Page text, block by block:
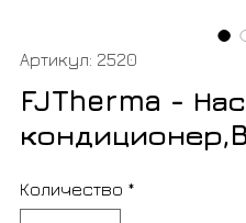
Артикул: 2520
FJTherma -
Количество *